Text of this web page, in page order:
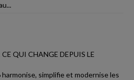
QUI CHANGE DEPUIS LE
simplifie et modernise les